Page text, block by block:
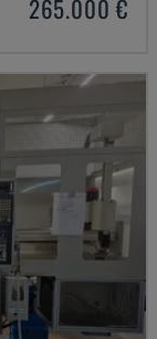
265.000 €